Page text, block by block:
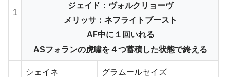
1
ジェイド：ヴォルクリョーヴ
メリッサ：ネフライトブースト
AF中に１回いれる
ASフォランの虎嘯を４つ蓄積した状態で終える
シェイネ グラムールセイズ